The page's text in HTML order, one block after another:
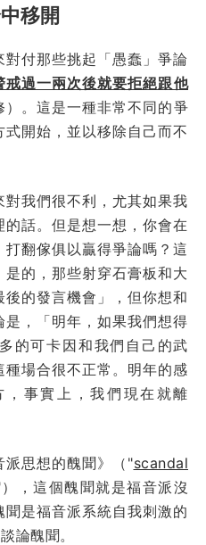
移開
付那些挑起「愚蠢」爭論
戒過一兩次後就要拒絕跟他
）。這是一種非常不同的爭
開始，並以移除自己而不
我們很不利，尤其如果我
話。但是想一想，你會在
翻傢俱以贏得爭論嗎？這
的，那些射穿石膏板和大
的發言機會」，但你想和
，「明年，如果我們想得
的可卡因和我們自己的武
場合很不正常。明年的感
事實上，我們現在就離
派思想的醜聞》（"scandal
，這個醜聞就是福音派沒
是福音派系統自我刺激的
論醜聞。